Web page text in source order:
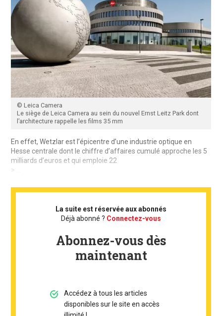
© Leica Camera
Le siège de Leica Camera au sein du nouvel Ernst Leitz Park dont
l’architecture rappelle les films 35 mm
En effet, Wetzlar est l’épicentre d’une industrie optique en
Hesse centrale dont le chiffre d’affaires cumulé approche les 5
milliards d’euros et qui emploie 22
> ...
La suite est réservée aux abonnés
Déjà abonné ? Connectez-vous
Abonnez-vous dès
maintenant
Accédez à tous les articles
disponibles sur le site en accès